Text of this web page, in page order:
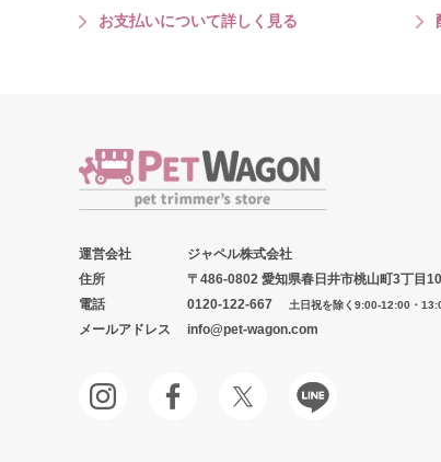
お支払いについて詳しく見る
運営会社
ジャペル株式会社
住所
〒486-0802 愛知県春日井市桃山町3丁目
電話
0120-122-667 土日祝を除く9:00-12:00・
メールアドレス info@pet-wagon.com